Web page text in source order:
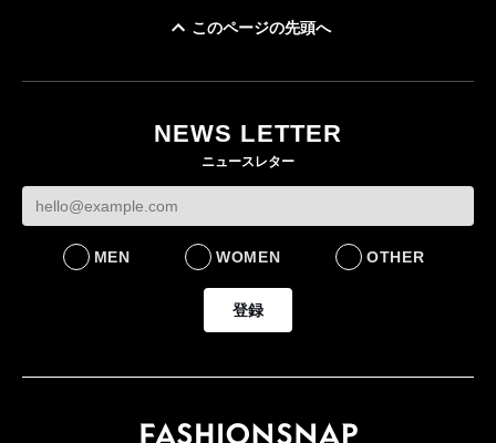
このページの先頭へ
NEWS LETTER
ニュースレター
MEN WOMEN OTHER
登録